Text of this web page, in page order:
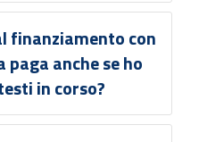
finanziamento con
anche se ho
in corso?